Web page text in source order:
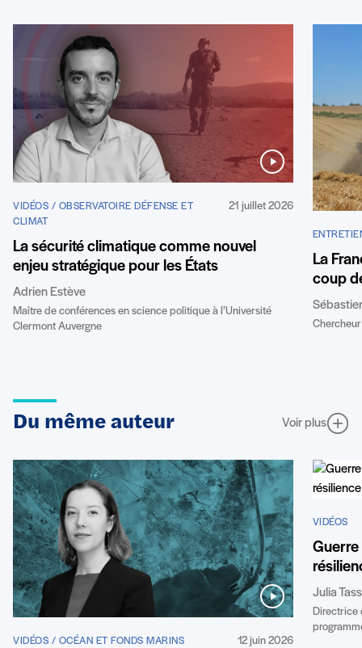
VIDÉOS / OBSERVATOIRE DÉFENSE ET
CLIMAT
21 juillet 2026
La sécurité climatique comme nouvel
enjeu stratégique pour les États
Adrien Estève
Maître de conférences en science politique à l’Université
Clermont Auvergne
La
coup
Du même auteur Voir plus
VIDÉOS / OCÉAN ET FONDS MARINS 12 juin 2026
VIDÉOS
Guerre
Julia
Directrice